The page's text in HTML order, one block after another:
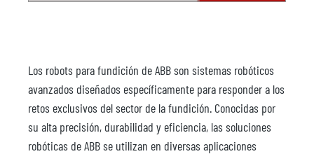
Los robots para fundición de ABB son sistemas robóticos
avanzados diseñados específicamente para responder a los
retos exclusivos del sector de la fundición. Conocidas por
su alta precisión, durabilidad y eficiencia, las soluciones
robóticas de ABB se utilizan en diversas aplicaciones